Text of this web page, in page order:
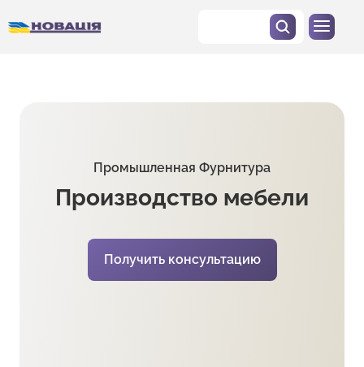
Промышленная Фурнитура
Производство мебели
Получить консультацию